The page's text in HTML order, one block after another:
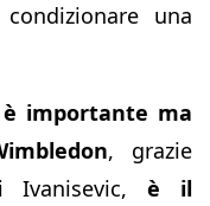
una
è importante ma
, grazie
Ivanisevic,è il